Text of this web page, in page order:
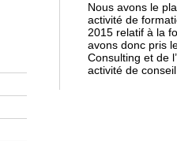
Nous avons le
activité de
2015 relatif à la
avons donc pris
Consulting et de
activité de